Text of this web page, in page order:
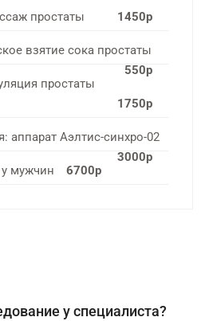
простаты 1450р
взятие сока простаты
550р
простаты
1750р
аппарат Аэлтис-синхро-02
3000р
мужчин 6700р
у специалиста?